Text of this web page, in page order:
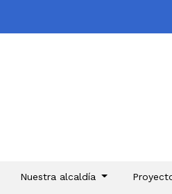
Nuestra alcaldía